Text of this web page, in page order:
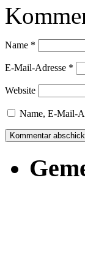
Name *
E-Mail-Adresse *
Website
Name, E-Mail-